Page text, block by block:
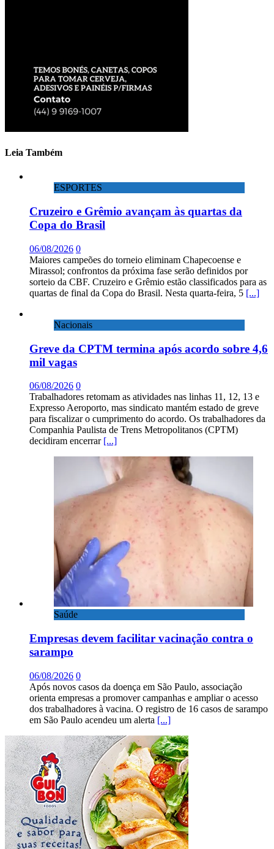
Leia Também
ESPORTES
Cruzeiro e Grêmio avançam às quartas da
Copa do Brasil
06/08/2026 0
Maiores campeões do torneio eliminam Chapecoense e
Mirassol; confrontos da próxima fase serão definidos por
sorteio da CBF. Cruzeiro e Grêmio estão classificados para as
quartas de final da Copa do Brasil. Nesta quarta-feira, 5 [...]
Nacionais
Greve da CPTM termina após acordo sobre 4,6
mil vagas
06/08/2026 0
Trabalhadores retomam as atividades nas linhas 11, 12, 13 e
Expresso Aeroporto, mas sindicato mantém estado de greve
para fiscalizar o cumprimento do acordo. Os trabalhadores da
Companhia Paulista de Trens Metropolitanos (CPTM)
decidiram encerrar [...]
Saúde
Empresas devem facilitar vacinação contra o
sarampo
06/08/2026 0
Após novos casos da doença em São Paulo, associação
orienta empresas a promover campanhas e ampliar o acesso
dos trabalhadores à vacina. O registro de 16 casos de sarampo
em São Paulo acendeu um alerta [...]